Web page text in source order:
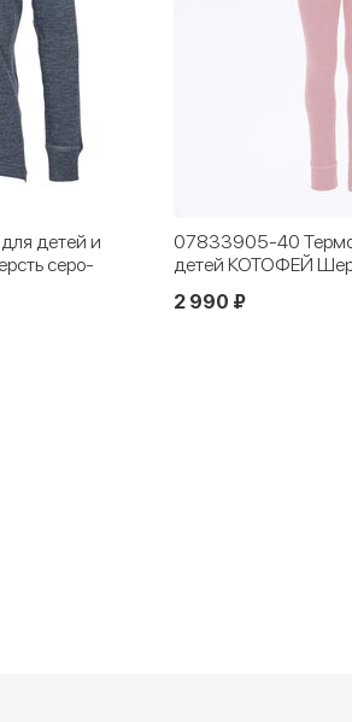
07833905-40 Термолеггинсы для
детей КОТОФЕЙ Шерсть розовый